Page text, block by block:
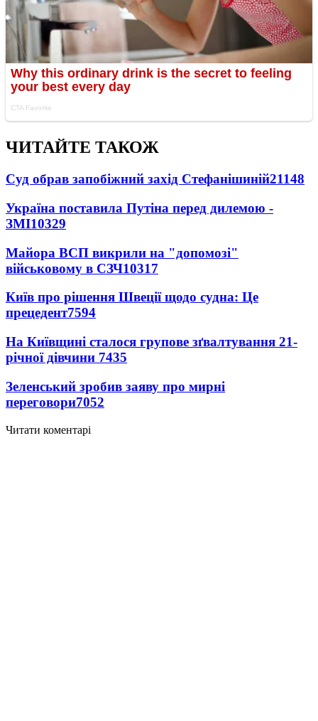
ЧИТАЙТЕ ТАКОЖ
Суд обрав запобіжний захід Стефанішиній21148
Україна поставила Путіна перед дилемою -
ЗМІ10329
Майора ВСП викрили на "допомозі"
військовому в СЗЧ10317
Київ про рішення Швеції щодо судна: Це
прецедент7594
На Київщині сталося групове зґвалтування 21-
річної дівчини 7435
Зеленський зробив заяву про мирні
переговори7052
Читати коментарі